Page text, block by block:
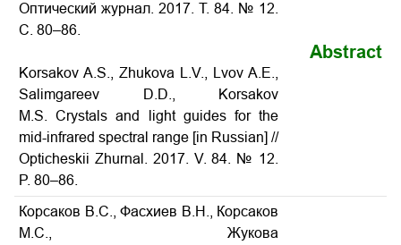
Оптический журнал. 2017. Т. 84. № 12.
С. 80–86.
Korsakov A.S., Zhukova L.V., Lvov A.E.,
Salimgareev D.D., Korsakov
M.S.Crystals and light guides for the
mid-infrared spectral range [in Russian] //
Opticheskii Zhurnal. 2017. V. 84. № 12.
P. 80–86.
Abstract
Корсаков В.С., Фасхиев В.Н., Корсаков
М.С., Жукова